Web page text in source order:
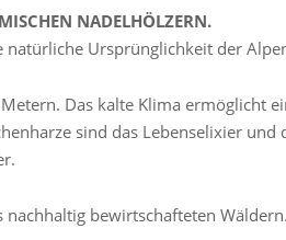
NADELHÖLZERN.
Ursprünglichkeit der
Das kalte Klima ermöglicht
sind das Lebenselixier
nachhaltig bewirtschafteten Wäldern.